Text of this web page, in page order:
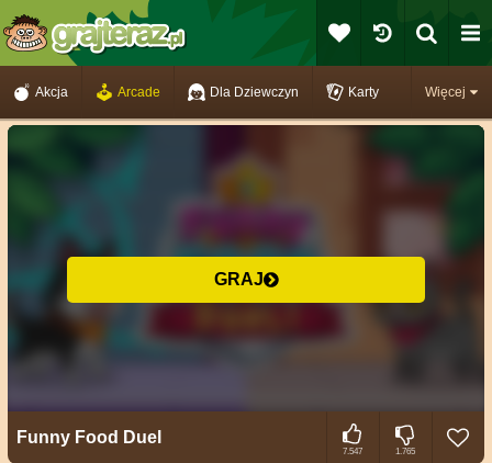
Więcej
Akcja Arcade Dla Dziewczyn Karty
GRAJ
Funny Food Duel
7.547 1.765